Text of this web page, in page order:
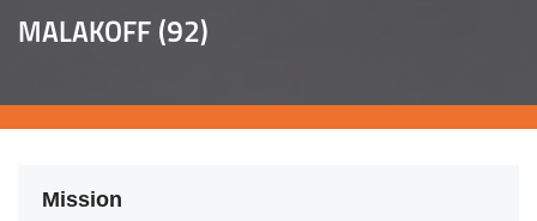
MALAKOFF (92)
Mission